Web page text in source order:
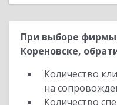
При выборе
Кореновске,
Количество
на
Количество